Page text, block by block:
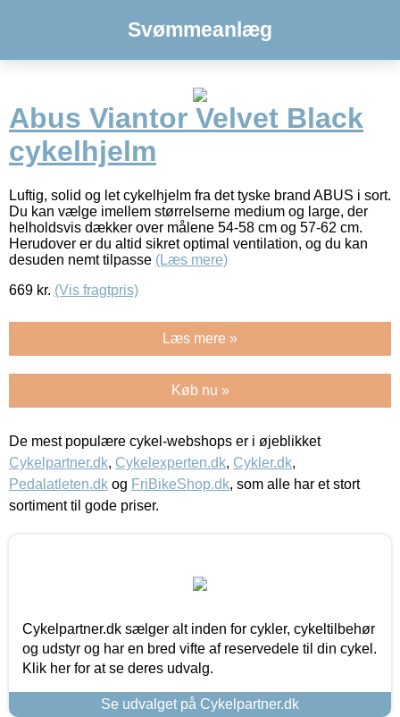
Svømmeanlæg
Abus Viantor Velvet Black
cykelhjelm
Luftig, solid og let cykelhjelm fra det tyske brand ABUS i sort.
Du kan vælge imellem størrelserne medium og large, der
helholdsvis dækker over målene 54-58 cm og 57-62 cm.
Herudover er du altid sikret optimal ventilation, og du kan
desuden nemt tilpasse (Læs mere)
669 kr. (Vis fragtpris)
Læs mere »
Køb nu »
De mest populære cykel-webshops er i øjeblikket
Cykelpartner.dk, Cykelexperten.dk, Cykler.dk,
Pedalatleten.dk og FriBikeShop.dk, som alle har et stort
sortiment til gode priser.
Cykelpartner.dk sælger alt inden for cykler, cykeltilbehør
og udstyr og har en bred vifte af reservedele til din cykel.
Klik her for at se deres udvalg.
Se udvalget på Cykelpartner.dk